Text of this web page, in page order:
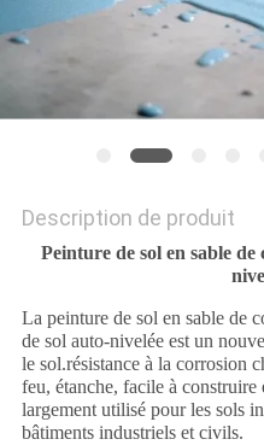
Description de produit
Peinture de sol en sable
La peinture de sol en sable de
de sol auto-nivelée est un
le sol.résistance à la corrosion
feu, étanche, facile à construire
largement utilisé pour les sols
bâtiments industriels et civils.